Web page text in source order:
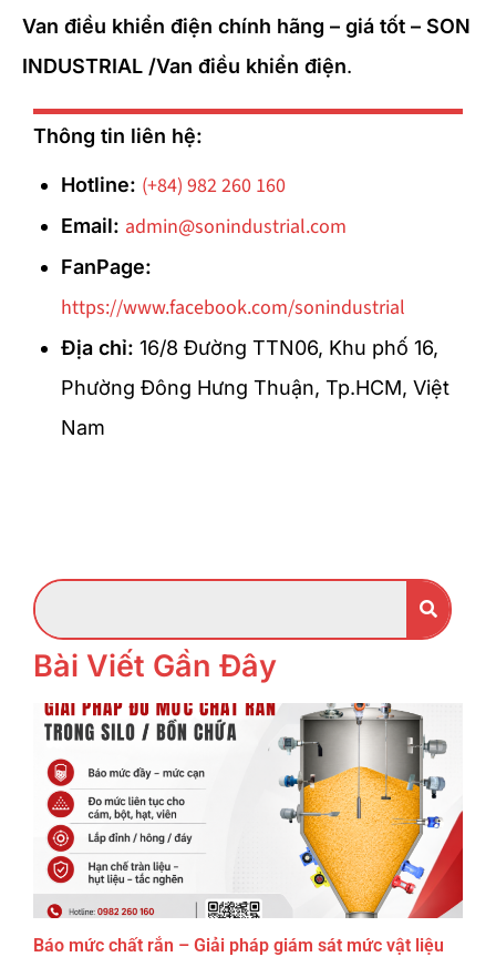
Van điều khiển điện chính hãng – giá tốt – SON
INDUSTRIAL /Van điều khiển điện.
Thông tin liên hệ:
Hotline: (+84) 982 260 160
Email: admin@sonindustrial.com
FanPage:
https://www.facebook.com/sonindustrial
Địa chỉ: 16/8 Đường TTN06, Khu phố 16,
Phường Đông Hưng Thuận, Tp.HCM, Việt
Nam
Bài Viết Gần Đây
Báo mức chất rắn – Giải pháp giám sát mức vật liệu